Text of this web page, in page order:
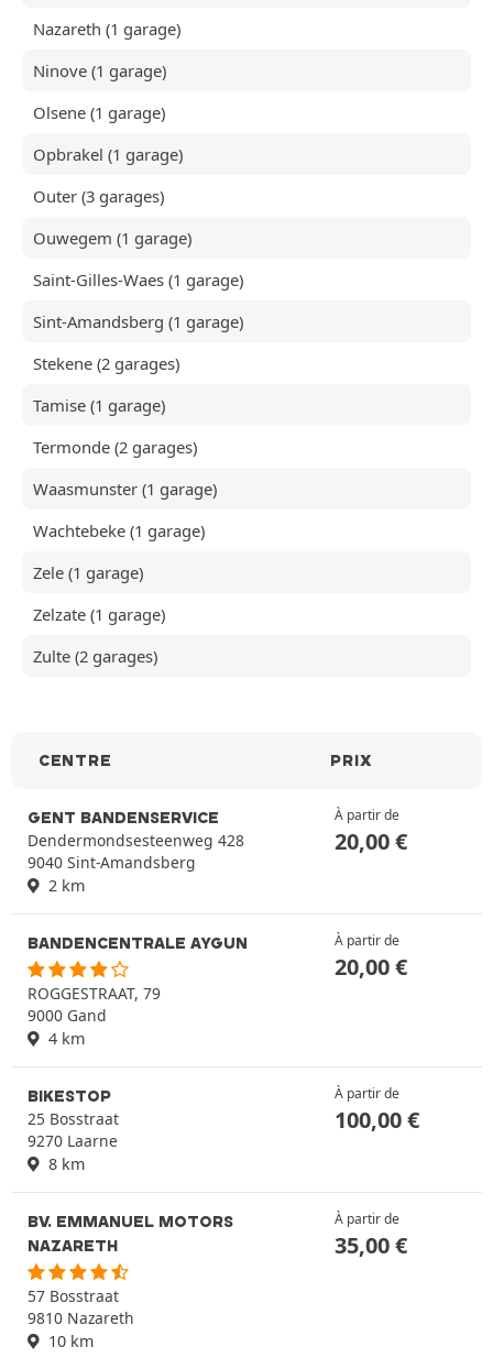
Nazareth (1 garage)
Ninove (1 garage)
Olsene (1 garage)
Opbrakel (1 garage)
Outer (3 garages)
Ouwegem (1 garage)
Saint-Gilles-Waes (1 garage)
Sint-Amandsberg (1 garage)
Stekene (2 garages)
Tamise (1 garage)
Termonde (2 garages)
Waasmunster (1 garage)
Wachtebeke (1 garage)
Zele (1 garage)
Zelzate (1 garage)
Zulte (2 garages)
CENTRE PRIX
GENT BANDENSERVICE
Dendermondsesteenweg 428
9040 Sint-Amandsberg
2 km
À partir de
20,00€
BANDENCENTRALE AYGUN
ROGGESTRAAT, 79
9000 Gand
4 km
À partir de
20,00€
BIKESTOP
25 Bosstraat
9270 Laarne
8 km
À partir de
100,00€
BV. EMMANUEL MOTORS
NAZARETH
57 Bosstraat
9810 Nazareth
10 km
À partir de
35,00€